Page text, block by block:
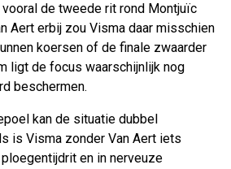
de tweede rit rond Montjuïc
Aert erbij zou Visma daar misschien
koersen of de finale zwaarder
ligt de focus waarschijnlijk nog
beschermen.
kan de situatie dubbel
is Visma zonder Van Aert iets
en in nerveuze